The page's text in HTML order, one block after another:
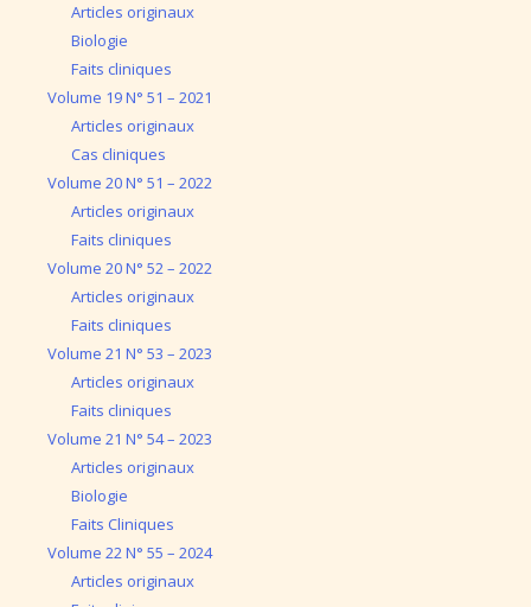
Articles originaux
Biologie
Faits cliniques
Volume 19 N° 51 – 2021
Articles originaux
Cas cliniques
Volume 20 N° 51 – 2022
Articles originaux
Faits cliniques
Volume 20 N° 52 – 2022
Articles originaux
Faits cliniques
Volume 21 N° 53 – 2023
Articles originaux
Faits cliniques
Volume 21 N° 54 – 2023
Articles originaux
Biologie
Faits Cliniques
Volume 22 N° 55 – 2024
Articles originaux